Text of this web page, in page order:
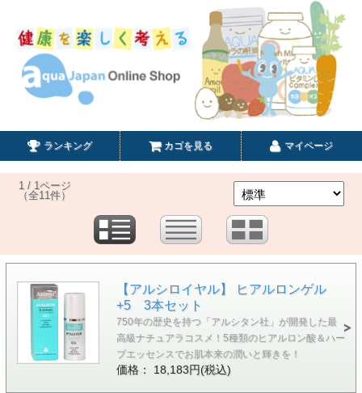
ランキング カゴを見る マイページ
1 / 1ページ
（全11件）
【アルシロイヤル】 ヒアルロンゲル
+5 3本セット
750年の歴史を持つ「アルシタン社」が開発した最
高級ナチュアラコスメ！5種類のヒアルロン酸＆ハー
ブエッセンスでお肌本来の潤いと輝きを！
価格： 18,183円(税込)